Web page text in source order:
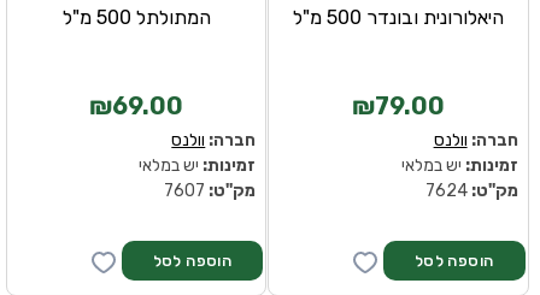
המתולתל 500 מ"ל
₪69.00
חברה: וולנס
זמינות: יש במלאי
מק''ט:
היאלורונית ובונדר 500 מ"ל
₪79.00
חברה: וולנס
זמינות: יש במלאי
מק''ט: 7624